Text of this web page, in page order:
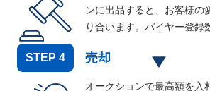
ンに出品すると、お客様の
り合います。バイヤー登録
STEP 4 売却
オークションで最高額を入